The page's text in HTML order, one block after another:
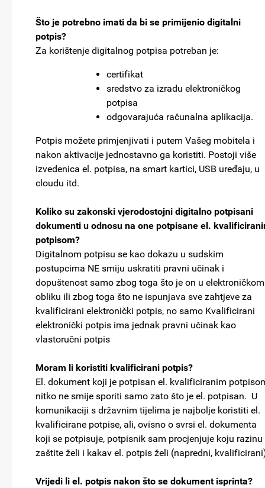
Što je potrebno imati da bi se primijenio digitalni
potpis?
Za korištenje digitalnog potpisa potreban je:
certifikat
sredstvo za izradu elektroničkog
potpisa
odgovarajuća računalna aplikacija.
Potpis možete primjenjivati i putem Vašeg mobitela i
nakon aktivacije jednostavno ga koristiti. Postoji više
izvedenica el. potpisa, na smart kartici, USB uređaju, u
cloudu itd.
Koliko su zakonski vjerodostojni digitalno potpisani
dokumenti u odnosu na one potpisane el.
potpisom?
Digitalnom potpisu se kao dokazu u sudskim
postupcima NE smiju uskratiti pravni učinak i
dopuštenost samo zbog toga što je on u elektroničkom
obliku ili zbog toga što ne ispunjava sve zahtjeve za
kvalificirani elektronički potpis, no samo Kvalificirani
elektronički potpis ima jednak pravni učinak kao
vlastoručni potpis
Moram li koristiti kvalificirani potpis?
El. dokument koji je potpisan el. kvalificiranim
nitko ne smije sporiti samo zato što je el. potpisan. U
komunikaciji s državnim tijelima je najbolje koristiti el.
kvalificirane potpise, ali, ovisno o svrsi el. dokumenta
koji se potpisuje, potpisnik sam procjenjuje koju razinu
zaštite želi i kakav el. potpis želi (napredni,
Vrijedi li el. potpis nakon što se dokument isprinta?